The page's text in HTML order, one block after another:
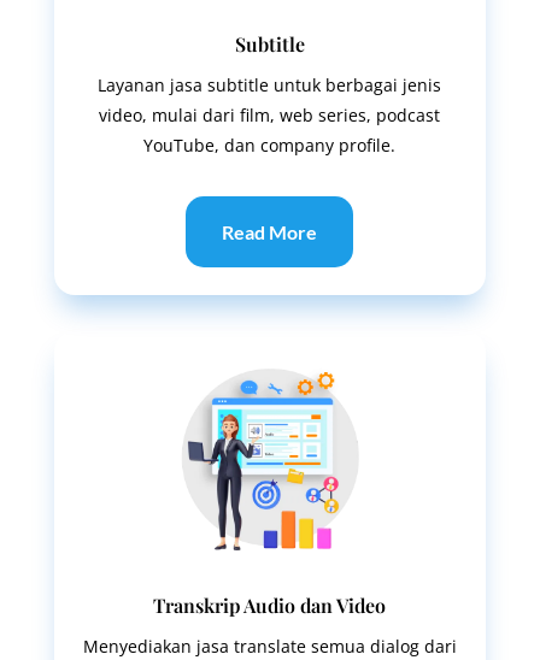
Subtitle
Layanan jasa subtitle untuk berbagai jenis
video, mulai dari film, web series, podcast
YouTube, dan company profile.
Read More
Transkrip Audio dan Video
Menyediakan jasa translate semua dialog dari